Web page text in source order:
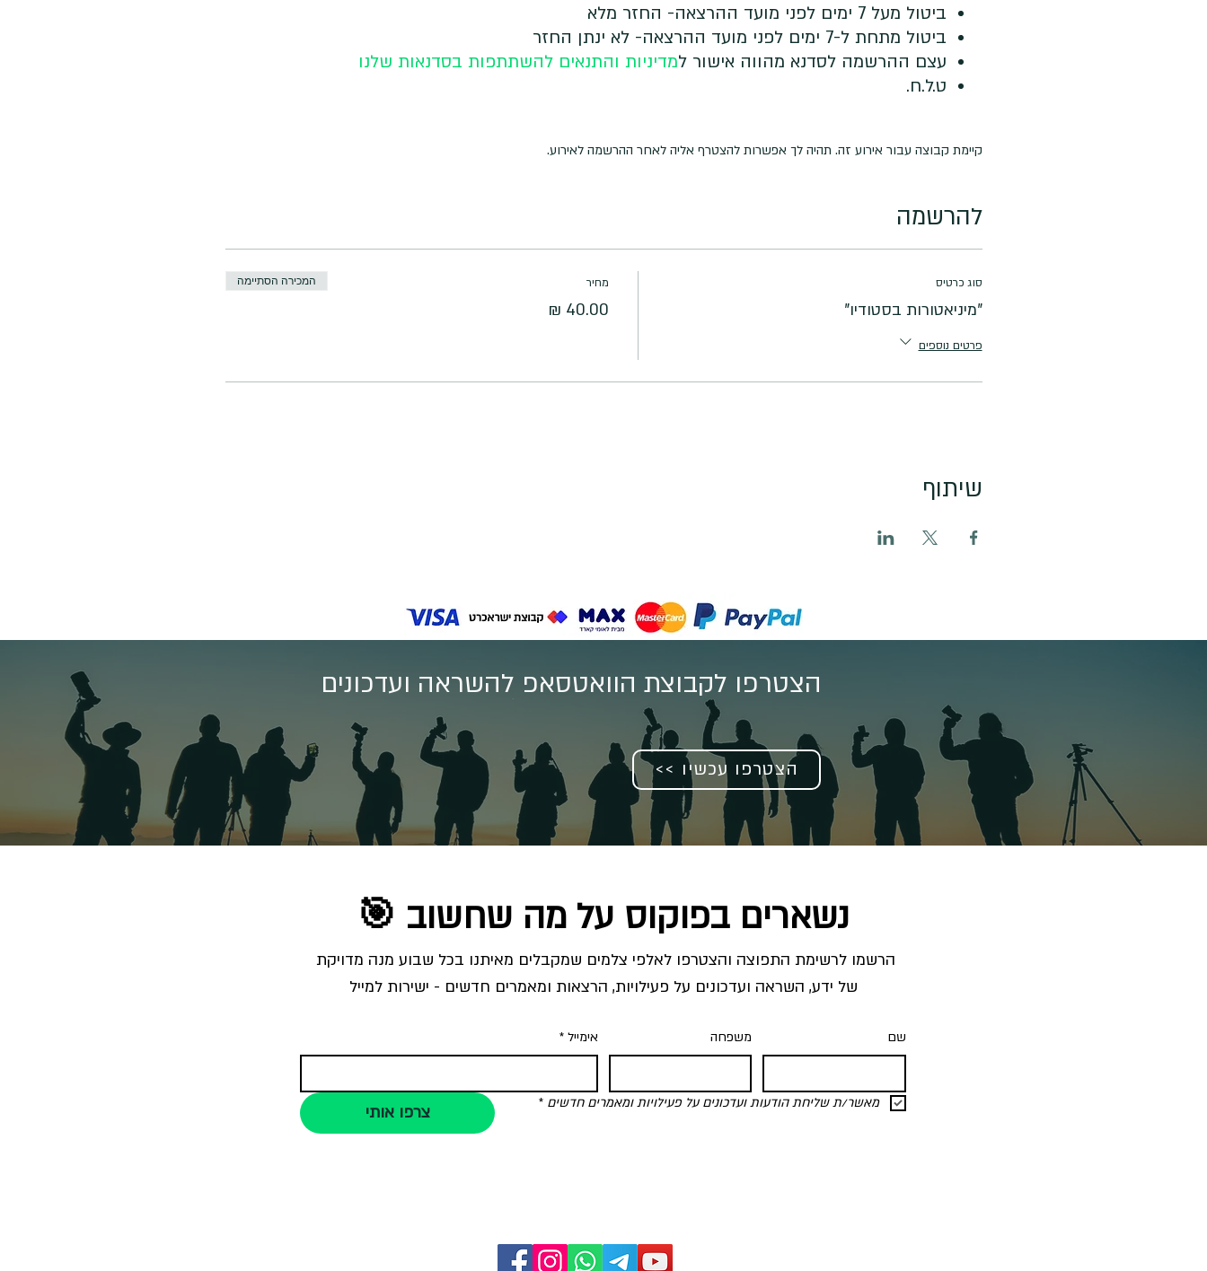
ביטול מעל 7 ימים לפני מועד ההרצאה- החזר מלא
ביטול מתחת ל-7 ימים לפני מועד ההרצאה- לא ינתן החזר
עצם ההרשמה לסדנא מהווה אישור למדיניות והתנאים להשתתפות בסדנאות שלנו
ט.ל.ח.
קיימת קבוצה עבור אירוע זה. תהיה לך אפשרות להצטרף אליה לאחר ההרשמה לאירוע.
להרשמה
סוג כרטיס
"מיניאטורות בסטודיו"
פרטים נוספים
מחיר המכירה הסתיימה
שיתוף
הצטרפו לקבוצת הוואטסאפ להשראה ועדכונים
<< הצטרפו עכשיו
נשארים בפוקוס על מה שחשוב 🎯
של ידע, השראה ועדכונים על פעילויות, הרצאות ומאמרים חדשים - ישירות למייל
שם משפחה אימייל *
מאשר/ת שליחת הודעות ועדכונים על פעילויות ומאמרים חדשים * צרפו אותי